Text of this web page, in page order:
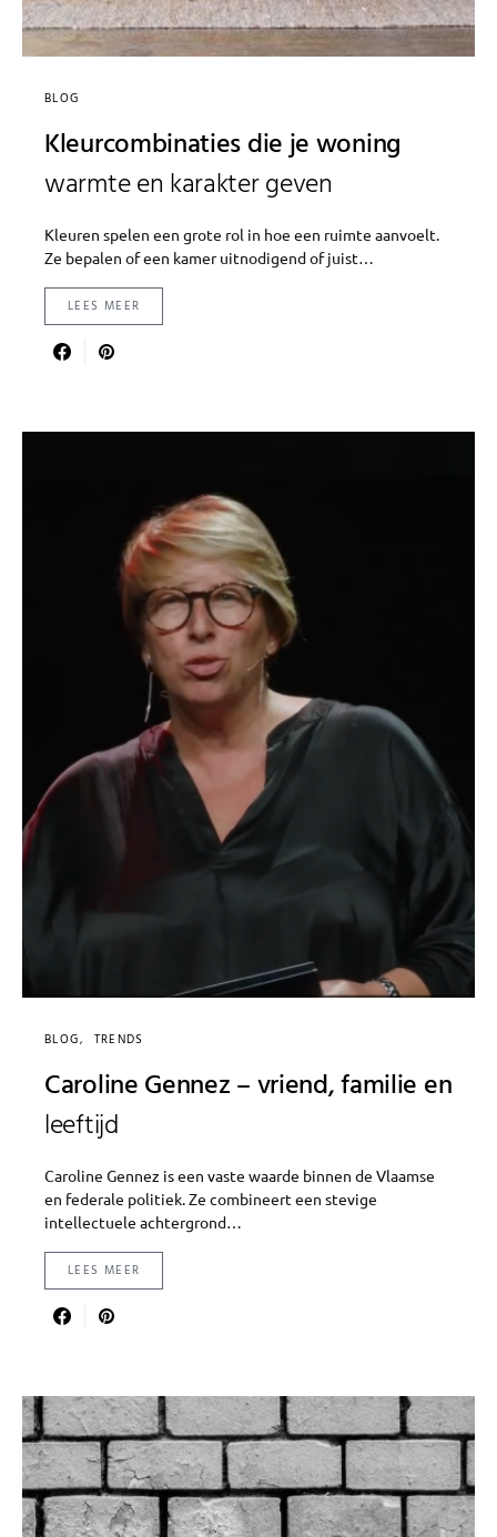
BLOG
Kleurcombinaties die je woning
warmte en karakter geven
Kleuren spelen een grote rol in hoe een ruimte aanvoelt.
Ze bepalen of een kamer uitnodigend of juist…
LEES MEER
BLOG TRENDS
Caroline Gennez – vriend, familie en
leeftijd
Caroline Gennez is een vaste waarde binnen de Vlaamse
en federale politiek. Ze combineert een stevige
intellectuele achtergrond…
LEES MEER